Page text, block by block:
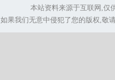
本站资料来源于互联网,仅
如果我们无意中侵犯了您的版权,敬